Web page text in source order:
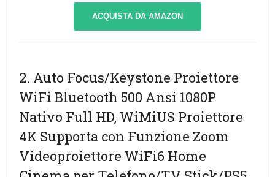
ACQUISTA DA AMAZON
2. Auto Focus/Keystone Proiettore
WiFi Bluetooth 500 Ansi 1080P
Nativo Full HD, WiMiUS Proiettore
4K Supporta con Funzione Zoom
Videoproiettore WiFi6 Home